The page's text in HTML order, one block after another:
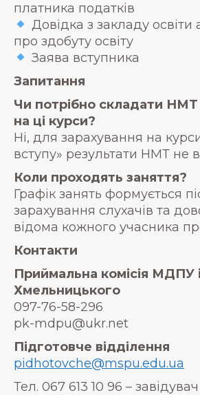
платника податків
Довідка з закладу
про здобуту освіту
Заява вступника
Запитання
Чи потрібно складати
на ці курси?
Ні, для зарахування на
вступу» результати НМТ не
Коли проходять заняття?
Графік занять формується
зарахування слухачів та
відома кожного учасника
Контакти
Приймальна комісія МДПУ
Хмельницького
097-76-58-296
pk-mdpu@ukr.net
Підготовче відділення
pidhotovche@mspu.edu.ua
Тел. 067 613 10 96 –